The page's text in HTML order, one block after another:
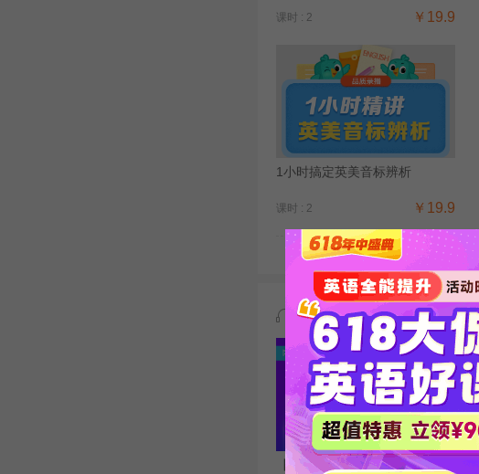
课时 : 2 ￥19.9
1小时搞定英美音标辨析
课时 : 2 ￥19.9
免费试听
【高级】生活口语流利说（25...